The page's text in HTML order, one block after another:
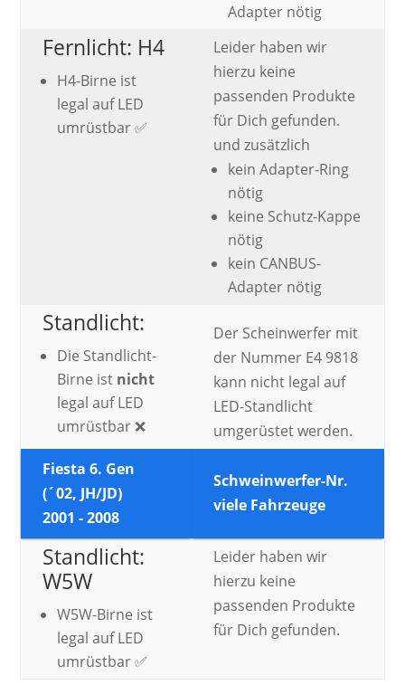
Adapter nötig
Fernlicht: H4
H4-Birne ist
legal auf LED
umrüstbar ✅
Leider haben wir
hierzu keine
passenden Produkte
für Dich gefunden.
und zusätzlich
kein Adapter-Ring
nötig
keine Schutz-Kappe
nötig
kein CANBUS-
Adapter nötig
Standlicht:
Die Standlicht-
Birne ist nicht
legal auf LED
umrüstbar ❌
Der Scheinwerfer mit
der Nummer E4 9818
kann nicht legal auf
LED-Standlicht
umgerüstet werden.
Fiesta 6. Gen
(´02, JH/JD)
2001 - 2008
Schweinwerfer-Nr.
viele Fahrzeuge
Standlicht:
W5W
W5W-Birne ist
legal auf LED
umrüstbar ✅
Leider haben wir
hierzu keine
passenden Produkte
für Dich gefunden.